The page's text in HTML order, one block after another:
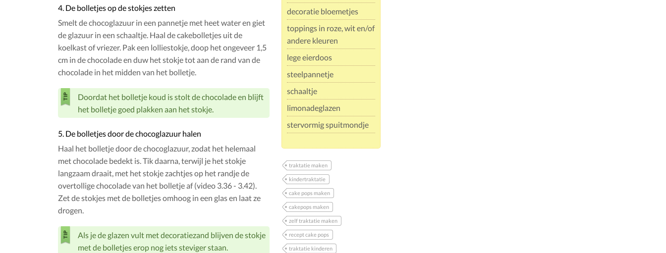
decoratie bloemetjes
toppings in roze, wit en/of
andere kleuren
lege eierdoos
steelpannetje
schaaltje
limonadeglazen
stervormig spuitmondje
traktatie maken
kindertraktatie
cake pops maken
cakepops maken
zelf traktatie maken
recept cake pops
traktatie kinderen
4. De bolletjes op de stokjes zetten
Smelt de chocoglazuur in een pannetje met heet water en giet
de glazuur in een schaaltje. Haal de cakebolletjes uit de
koelkast of vriezer. Pak een lolliestokje, doop het ongeveer 1,5
cm in de chocolade en duw het stokje tot aan de rand van de
chocolade in het midden van het bolletje.
Doordat het bolletje koud is stolt de chocolade en blijft
het bolletje goed plakken aan het stokje.
5. De bolletjes door de chocoglazuur halen
Haal het bolletje door de chocoglazuur, zodat het helemaal
met chocolade bedekt is. Tik daarna, terwijl je het stokje
langzaam draait, met het stokje zachtjes op het randje de
overtollige chocolade van het bolletje af (video 3.36 - 3.42).
Zet de stokjes met de bolletjes omhoog in een glas en laat ze
drogen.
Als je de glazen vult met decoratiezand blijven de stokje
met de bolletjes erop nog iets steviger staan.